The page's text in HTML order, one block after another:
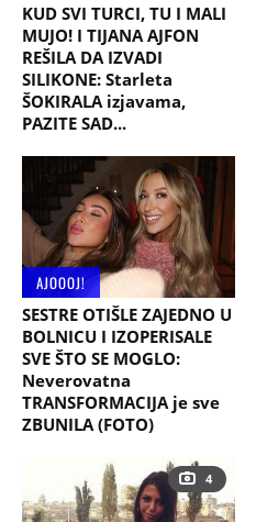
KUD SVI TURCI, TU I MALI
MUJO! I TIJANA AJFON
REŠILA DA IZVADI
SILIKONE: Starleta
ŠOKIRALA izjavama,
PAZITE SAD...
AJOOOJ!
SESTRE OTIŠLE ZAJEDNO U
BOLNICU I IZOPERISALE
SVE ŠTO SE MOGLO:
Neverovatna
TRANSFORMACIJA je sve
ZBUNILA (FOTO)
4